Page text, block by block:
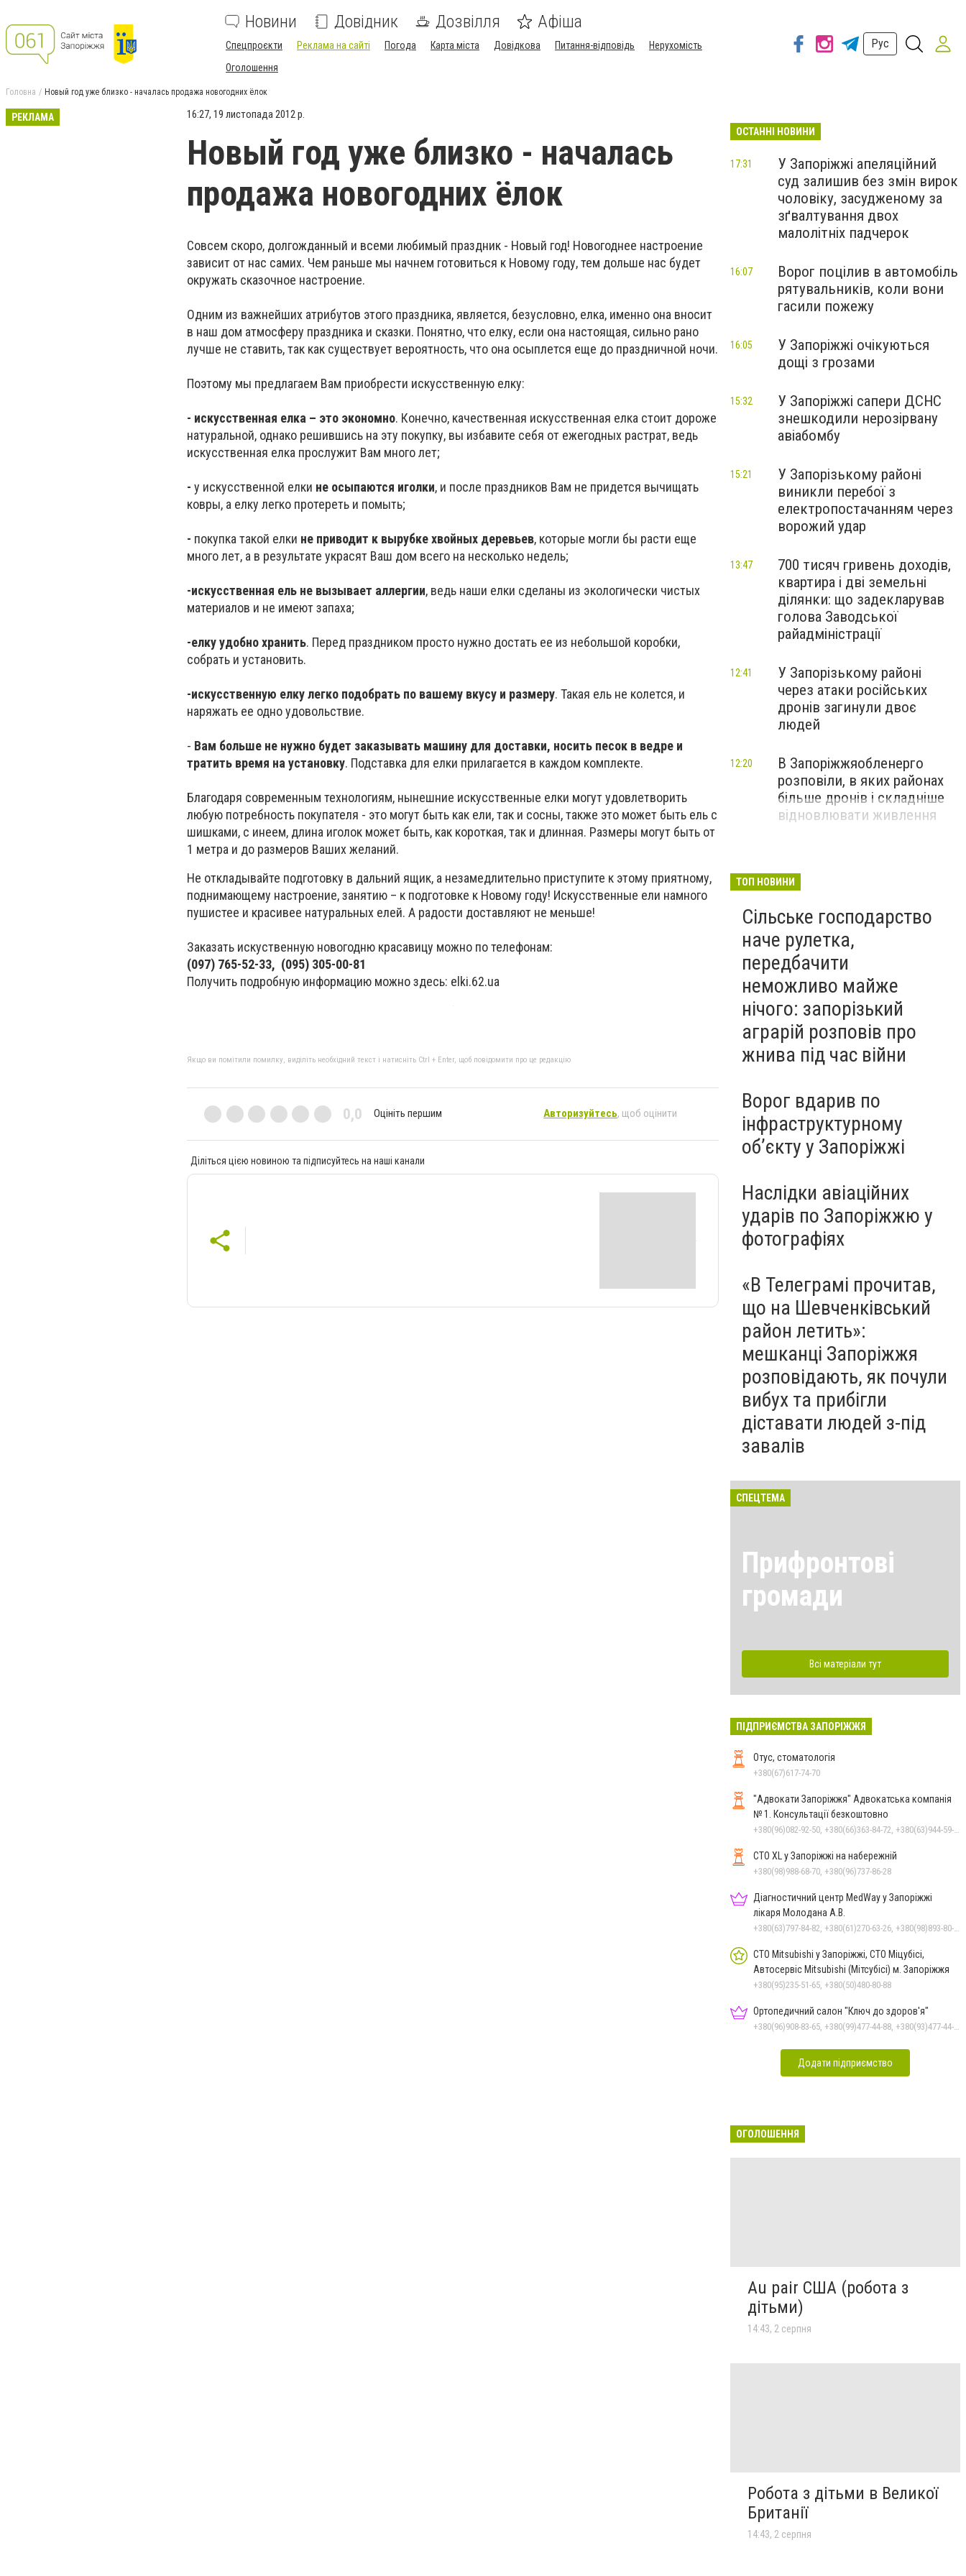
Новини Довідник Дозвілля Афіша
Спецпроєкти Реклама на сайті Погода Карта міста Довідкова Питання-відповідь
Нерухомість
Оголошення
Рус
Головна Новый год уже близко - началась продажа новогодних ёлок
РЕКЛАМА 16:27, 19 листопада 2012 р.
Новый год уже близко - началась
продажа новогодних ёлок
Совсем скоро, долгожданный и всеми любимый праздник - Новый год! Новогоднее настроение
зависит от нас самих. Чем раньше мы начнем готовиться к Новому году, тем дольше нас будет
окружать сказочное настроение.
Одним из важнейших атрибутов этого праздника, является, безусловно, елка, именно она вносит
в наш дом атмосферу праздника и сказки. Понятно, что елку, если она настоящая, сильно рано
лучше не ставить, так как существует вероятность, что она осыплется еще до праздничной ночи.
Поэтому мы предлагаем Вам приобрести искусственную елку:
- искусственная елка – это экономно. Конечно, качественная искусственная елка стоит дороже
натуральной, однако решившись на эту покупку, вы избавите себя от ежегодных растрат, ведь
искусственная елка прослужит Вам много лет;
- у искусственной елки не осыпаются иголки, и после праздников Вам не придется вычищать
ковры, а елку легко протереть и помыть;
- покупка такой елки не приводит к вырубке хвойных деревьев, которые могли бы расти еще
много лет, а в результате украсят Ваш дом всего на несколько недель;
-искусственная ель не вызывает аллергии, ведь наши елки сделаны из экологически чистых
материалов и не имеют запаха;
-елку удобно хранить. Перед праздником просто нужно достать ее из небольшой коробки,
собрать и установить.
-искусственную елку легко подобрать по вашему вкусу и размеру. Такая ель не колется, и
наряжать ее одно удовольствие.
- Вам больше не нужно будет заказывать машину для доставки, носить песок в ведре и
тратить время на установку. Подставка для елки прилагается в каждом комплекте.
Благодаря современным технологиям, нынешние искусственные елки могут удовлетворить
любую потребность покупателя - это могут быть как ели, так и сосны, также это может быть ель с
шишками, с инеем, длина иголок может быть, как короткая, так и длинная. Размеры могут быть от
1 метра и до размеров Ваших желаний.
Не откладывайте подготовку в дальний ящик, а незамедлительно приступите к этому приятному,
поднимающему настроение, занятию – к подготовке к Новому году! Искусственные ели намного
пушистее и красивее натуральных елей. А радости доставляют не меньше!
Заказать искуственную новогодню красавицу можно по телефонам:
(097) 765-52-33, (095) 305-00-81
Получить подробную информацию можно здесь: elki.62.ua
Якщо ви помітили помилку, виділіть необхідний текст і натисніть Ctrl + Enter, щоб повідомити про це редакцію
0,0 Оцініть першим Авторизуйтесь, щоб оцінити
Діліться цією новиною та підписуйтесь на наші канали
ОСТАННІ НОВИНИ
У Запоріжжі апеляційний
суд залишив без змін вирок
чоловіку, засудженому за
зґвалтування двох
малолітніх падчерок
17:31
Ворог поцілив в автомобіль
рятувальників, коли вони
гасили пожежу
16:07
У Запоріжжі очікуються
дощі з грозами
16:05
У Запоріжжі сапери ДСНС
знешкодили нерозірвану
авіабомбу
15:32
У Запорізькому районі
виникли перебої з
електропостачанням через
ворожий удар
15:21
700 тисяч гривень доходів,
квартира і дві земельні
ділянки: що задекларував
голова Заводської
райадміністрації
13:47
У Запорізькому районі
через атаки російських
дронів загинули двоє
людей
12:41
В Запоріжжяобленерго
розповіли, в яких районах
більше дронів і складніше
відновлювати живлення
12:20
ТОП НОВИНИ
Сільське господарство
наче рулетка,
передбачити
неможливо майже
нічого: запорізький
аграрій розповів про
жнива під час війни
Ворог вдарив по
інфраструктурному
обʼєкту у Запоріжжі
Наслідки авіаційних
ударів по Запоріжжю у
фотографіях
«В Телеграмі прочитав,
що на Шевченківський
район летить»:
мешканці Запоріжжя
розповідають, як почули
вибух та прибігли
діставати людей з-під
завалів
СПЕЦТЕМА
Прифронтові
громади
Всі матеріали тут
ПІДПРИЄМСТВА ЗАПОРІЖЖЯ
Отус, стоматологія
+380(67)617-74-70
"Адвокати Запоріжжя" Адвокатська компанія
№ 1. Консультації безкоштовно
СТО XL у Запоріжжі на набережній
+380(98)988-68-70, +380(96)737-86-28
Діагностичний центр MedWay у Запоріжжі
лікаря Молодана А.В.
СТО Mitsubishi у Запоріжжі, СТО Міцубісі,
Автосервіс Mitsubishi (Мітсубісі) м. Запоріжжя
+380(95)235-51-65, +380(50)480-80-88
Ортопедичний салон "Ключ до здоров'я"
Додати підприємство
ОГОЛОШЕННЯ
Au pair США (робота з
дітьми)
14:43, 2 серпня
Робота з дітьми в Великої
Британії
14:43, 2 серпня